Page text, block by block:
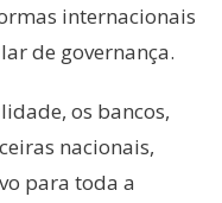
internacionais
de governança.
os bancos,
nacionais,
para toda a